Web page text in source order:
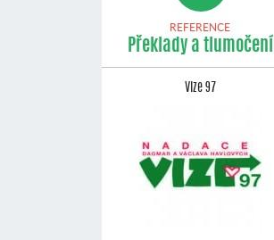
REFERENCE
Překlady a tlumočení
Vize 97